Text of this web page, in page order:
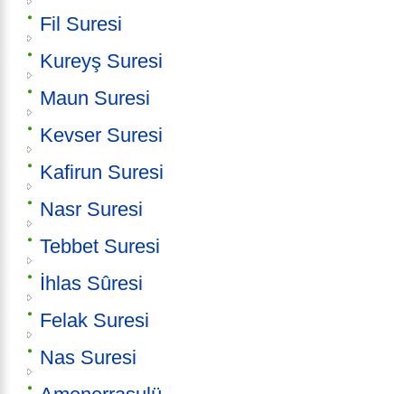
Fil Suresi
Kureyş Suresi
Maun Suresi
Kevser Suresi
Kafirun Suresi
Nasr Suresi
Tebbet Suresi
İhlas Sûresi
Felak Suresi
Nas Suresi